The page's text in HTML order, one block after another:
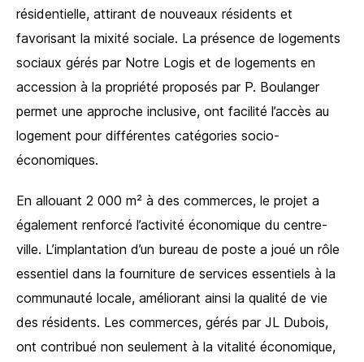
résidentielle, attirant de nouveaux résidents et
favorisant la mixité sociale. La présence de logements
sociaux gérés par Notre Logis et de logements en
accession à la propriété proposés par P. Boulanger
permet une approche inclusive, ont facilité l’accès au
logement pour différentes catégories socio-
économiques.
En allouant 2 000 m² à des commerces, le projet a
également renforcé l’activité économique du centre-
ville. L’implantation d’un bureau de poste a joué un rôle
essentiel dans la fourniture de services essentiels à la
communauté locale, améliorant ainsi la qualité de vie
des résidents. Les commerces, gérés par JL Dubois,
ont contribué non seulement à la vitalité économique,